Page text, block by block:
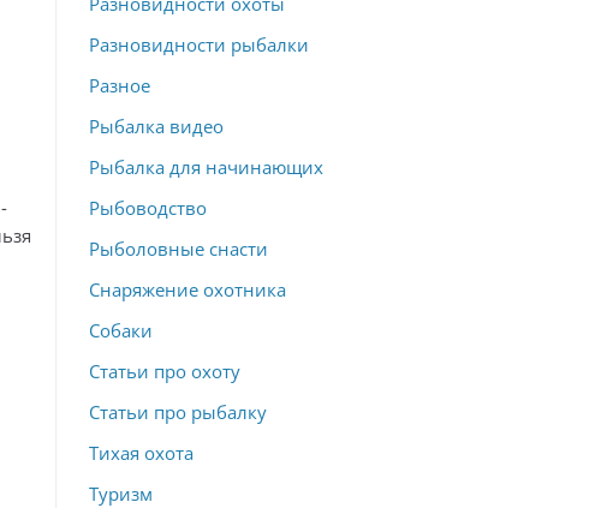
Разновидности рыбалки
Разное
Рыбалка видео
Рыбалка для начинающих
Рыбоводство
Рыболовные снасти
Снаряжение охотника
Собаки
Статьи про охоту
Статьи про рыбалку
Тихая охота
Туризм